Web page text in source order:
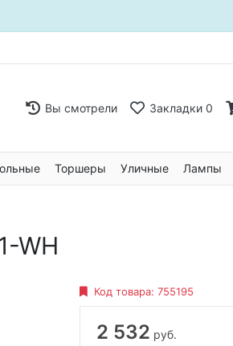
Вы смотрели Закладки 0
Торшеры Уличные Лампы
WH
Код товара: 755195
2 532 руб.